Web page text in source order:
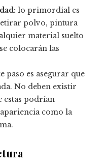
lo primordial es
polvo, pintura
material suelto
colocarán las
paso es asegurar que
No deben existir
estas podrían
como la